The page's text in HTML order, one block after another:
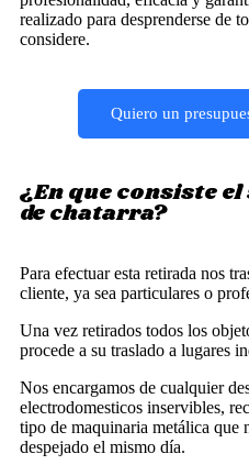
realizado para desprenderse de
considere.
Quiero un
¿En que consiste
de chatarra?
Para efectuar esta retirada nos
cliente, ya sea particulares o
Una vez retirados todos los
procede a su traslado a lugares
Nos encargamos de cualquier
electrodomesticos inservibles,
tipo de maquinaria metálica que
despejado el mismo día.